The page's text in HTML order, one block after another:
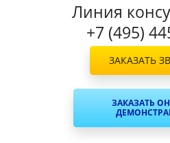
Линия
+7 (495)
ЗАКАЗАТЬ
ЗАКАЗАТЬ